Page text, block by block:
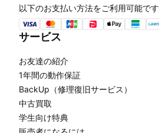
以下のお支払い方法をご利用可能です
サービス
お友達の紹介
1年間の動作保証
BackUp（修理復旧サービス）
中古買取
学生向け特典